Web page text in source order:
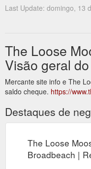
Last Update: domingo, 13
The Loose
Visão geral
Mercante site info e The
saldo cheque. https://
Destaques de
The Loose
Broadbeach |